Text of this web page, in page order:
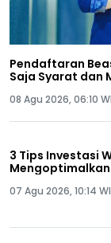
Pendaftaran
Saja Syarat dan
08 Agu 2026, 06:10
3 Tips Investasi
07 Agu 2026, 10:14